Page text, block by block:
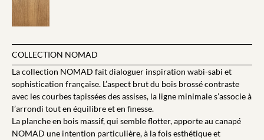
COLLECTION NOMAD
La collection NOMAD fait dialoguer inspiration wabi-sabi et
sophistication française. L’aspect brut du bois brossé contraste
avec les courbes tapissées des assises, la ligne minimale s’associe à
l’arrondi tout en équilibre et en finesse.
La planche en bois massif, qui semble flotter, apporte au canapé
NOMAD une intention particulière, à la fois esthétique et